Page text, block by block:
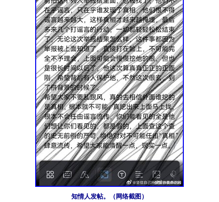
知情人发帖。（网络截图）